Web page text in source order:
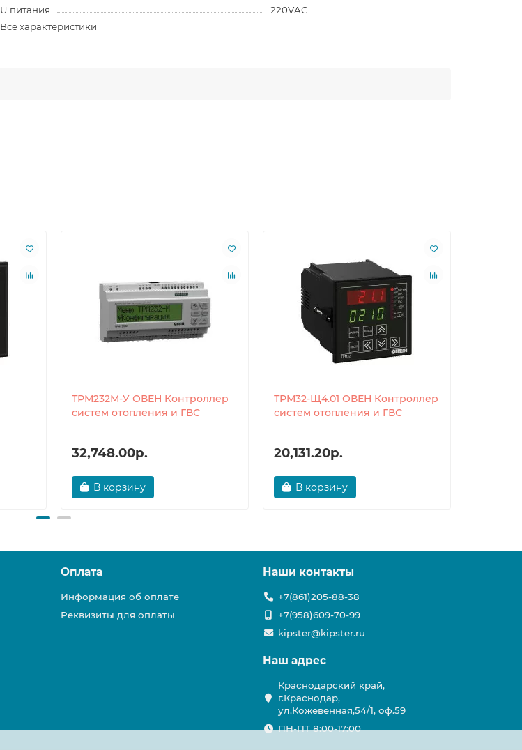
U питания
220VAC
Все характеристики
ТРМ232М-У ОВЕН Контроллер
систем отопления и ГВС
32,748.00р.
В корзину
ТРМ32-Щ4.01 ОВЕН Контроллер
систем отопления и ГВС
20,131.20р.
В корзину
Оплата
Информация об оплате
Реквизиты для оплаты
Наши контакты
+7(861)205-88-38
+7(958)609-70-99
kipster@kipster.ru
Наш адрес
Краснодарский край,
г.Краснодар,
ул.Кожевенная,54/1, оф.59
ПН-ПТ 8:00-17:00